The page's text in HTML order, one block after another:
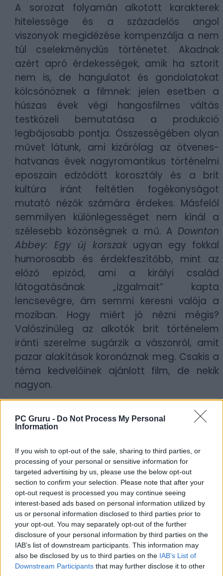
PC Gruru - Do Not Process My Personal
Information
If you wish to opt-out of the sale, sharing to third parties, or
processing of your personal or sensitive information for
targeted advertising by us, please use the below opt-out
section to confirm your selection. Please note that after your
opt-out request is processed you may continue seeing
interest-based ads based on personal information utilized by
us or personal information disclosed to third parties prior to
your opt-out. You may separately opt-out of the further
disclosure of your personal information by third parties on the
IAB’s list of downstream participants. This information may
also be disclosed by us to third parties on the IAB’s List of
Downstream Participants that may further disclose it to other
A sorozat folyamán alkotott karakterek
hitelessége és a századelős angol
viszonyok megidézése kompenzálja a nem
túl cselekménydús történetet. Akadnak
azért apró érdekességek, amik ha sztorit
nem is, de hangulatot és gondolatokat
kölcsönöznek a filmnek: jelen esetben a
húszas évek végi hangosfilmes váltás
testközeli bemutatása a produkció
legbájosabb pontja. Összességében olyan
művet látunk, ami kizárólag az ötvenes-
hatvanas évek nagyromantikus történelmi
eposzain edződött korosztály és a brit
kultúra iránt feltétlen fogékonyságot
mutató nézők számára érdekes. Másfelől
semmilyen különlegességet nem kínál a
szélesebb közönségnek a mű. A Downton
Abbey: Egy új korszakugyan egy fokkal
humorosabb és érdekfeszítőbb, mint az
előző epizód, ami a királyi család
látogatásának „izgalmait” kapta
lencsevégre, ám semmi keresni valója a
moziban. Hogy miért jó nézni mégis?
Valószínűleg az alkotók brit történelem
iránti szerelme sugárzik a vászonról, amit
pazar alakítások koronáznak meg. Csakis a
téma kedvelőinek ajánlott film, de nekik
nagyon.
Szerző:Buri di Marcello
Dátum:2022.04.27 18:00
Csapd be az AI-t! Állítsd be itt, hogy a PC
Guru tartalmairól véletlenül se maradj le
a Google-ben.